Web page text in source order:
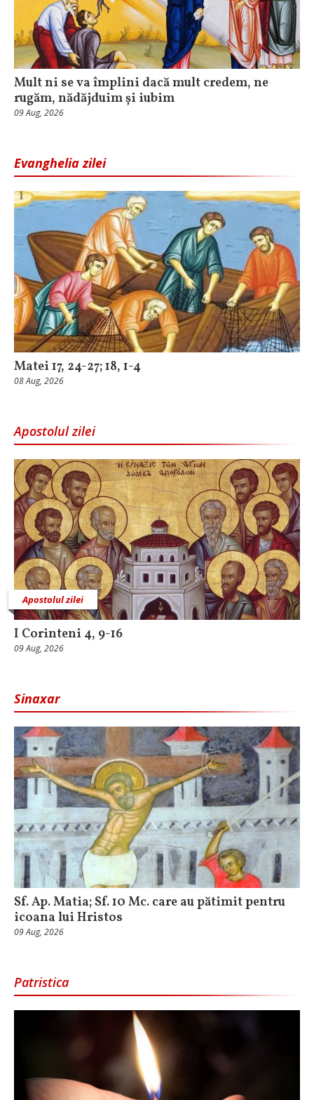
Mult ni se va împlini dacă mult credem, ne
rugăm, nădăjduim și iubim
09 Aug, 2026
Evanghelia zilei
Matei 17, 24-27; 18, 1-4
08 Aug, 2026
Apostolul zilei
Apostolul zilei
I Corinteni 4, 9-16
09 Aug, 2026
Sinaxar
Sf. Ap. Matia; Sf. 10 Mc. care au pătimit pentru
icoana lui Hristos
09 Aug, 2026
Patristica